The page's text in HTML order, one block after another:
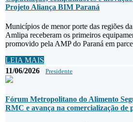
Projeto Aliança BIM Paraná
Municípios de menor porte das regiões
Amlipa receberam os primeiros
promovido pela AMP do Paraná em
LEIA MAIS
11/06/2026
Presidente
Fórum Metropolitano do Alimento
RMC e avança na comercialização de